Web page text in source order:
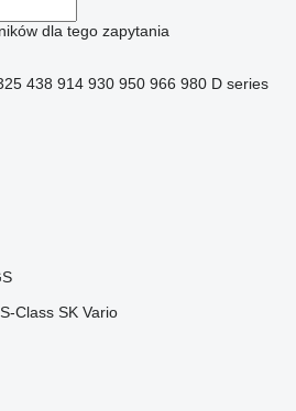
dla tego zapytania
438 914 930 950 966 980 D series
S-Class SK Vario